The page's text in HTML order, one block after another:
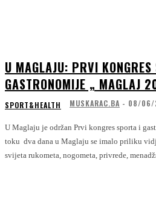
U MAGLAJU: PRVI
GASTRONOMIJE „ MAGLAJ
SPORT&HEALTH MUSKARAC.BA - 08/06/
U Maglaju je održan Prvi kongres sporta i
toku dva dana u Maglaju se imalo priliku
svijeta rukometa, nogometa, privrede,